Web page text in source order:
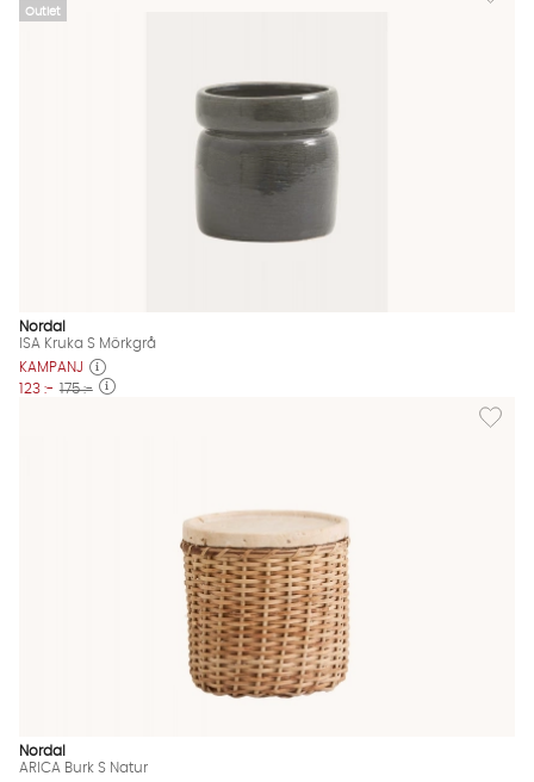
Outlet
Nordal
ISA Kruka S Mörkgrå
KAMPANJ
123 :- 175 :-
Lägg
Nordal
ARICA Burk S Natur